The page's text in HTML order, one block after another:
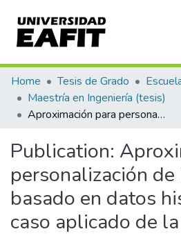
Communities & Collections
All of DSpace
Home Tesis de Grado
Maestría en Ingeniería (tesis)
Aproximación para personalización de interfaces basado en datos históricos en un caso aplicado de la banca
Publication:
personalización
basado en datos
caso aplicado de